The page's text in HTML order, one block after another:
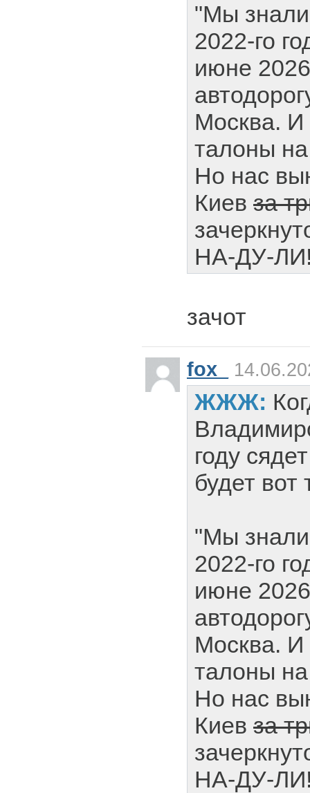
"Мы
2022-го
июне
Москва. И
талоны
Но нас
Киев за
НА-ДУ-
зачот
fox_
ЖЖЖ:
году
будет вот
"Мы
2022-го
июне
Москва. И
талоны
Но нас
Киев за
НА-ДУ-